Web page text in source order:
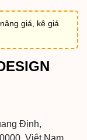
giá, kê giá
Định,
Việt Nam